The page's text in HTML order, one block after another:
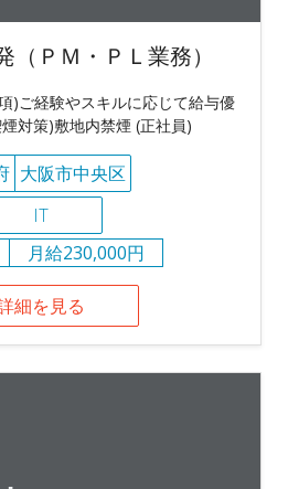
（ＰＭ・ＰＬ業務）
)ご経験やスキルに応じて給与優
対策)敷地内禁煙 (正社員)
大阪市中央区
IT
月給230,000円
細を見る